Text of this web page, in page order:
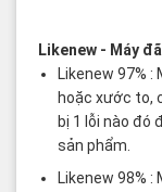
Likenew- Máy
Likenew 97%
hoặc xước to,
bị 1 lỗi nào
sản phẩm.
Likenew 98%